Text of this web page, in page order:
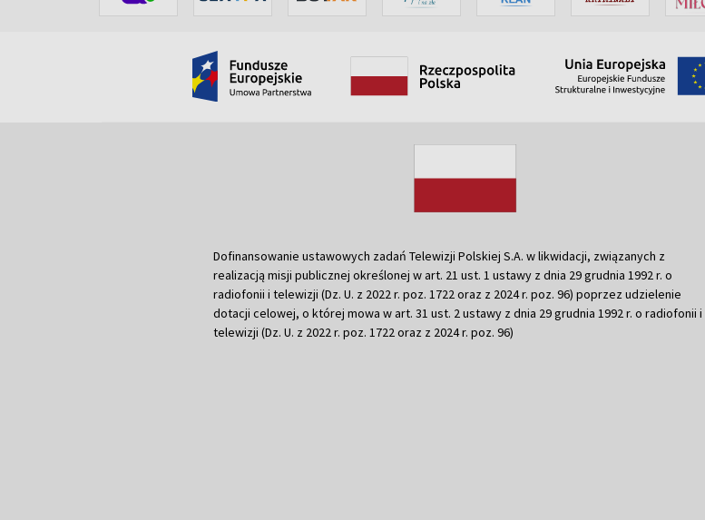
Dofinansowanie ustawowych zadań Telewizji Polskiej S.A. w likwidacji, związanych z
realizacją misji publicznej określonej w art. 21 ust. 1 ustawy z dnia 29 grudnia 1992 r. o
radiofonii i telewizji (Dz. U. z 2022 r. poz. 1722 oraz z 2024 r. poz. 96) poprzez udzielenie
dotacji celowej, o której mowa w art. 31 ust. 2 ustawy z dnia 29 grudnia 1992 r. o radiofonii i
telewizji (Dz. U. z 2022 r. poz. 1722 oraz z 2024 r. poz. 96)